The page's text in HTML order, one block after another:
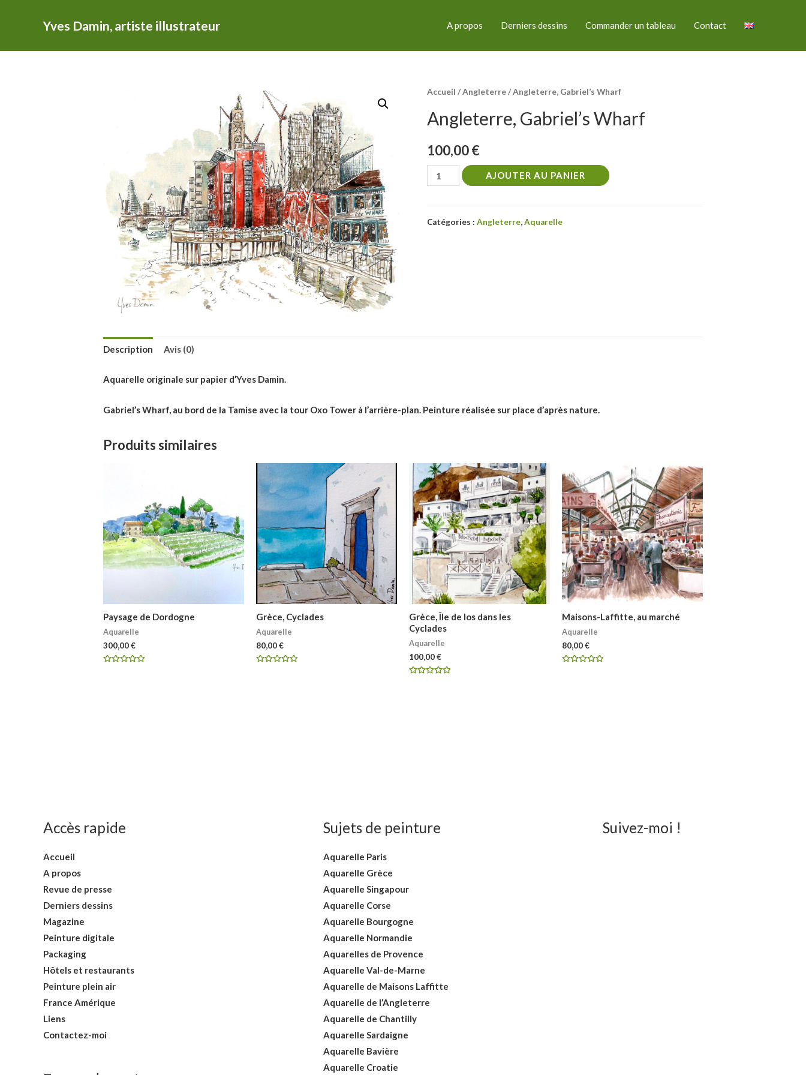
Yves Damin, artiste illustrateur A propos Derniers dessins Commander un tableau Contact
Accueil /Angleterre/ Angleterre, Gabriel’s Wharf
Angleterre, Gabriel’s Wharf
100,00€
quantité
de
Gabriel’s
AJOUTER AU PANIER
Catégories : Angleterre,Aquarelle
Description Avis (0)
Aquarelle originale sur papier d’Yves Damin.
Gabriel’s Wharf, au bord de la Tamise avec la tour Oxo Tower à l’arrière-plan. Peinture réalisée sur place d’après nature.
Produits similaires
Paysage de Dordogne
Aquarelle
300,00€
Grèce, Cyclades
Aquarelle
80,00€
Grèce, Île de Ios dans les
Cyclades
Aquarelle
100,00€
Maisons-Laffitte, au marché
Aquarelle
80,00€
Accès rapide
Accueil
A propos
Revue de presse
Derniers dessins
Magazine
Peinture digitale
Packaging
Hôtels et restaurants
Peinture plein air
France Amérique
Liens
Contactez-moi
Sujets de peinture
Aquarelle Paris
Aquarelle Grèce
Aquarelle Singapour
Aquarelle Corse
Aquarelle Bourgogne
Aquarelle Normandie
Aquarelles de Provence
Aquarelle Val-de-Marne
Aquarelle de Maisons Laffitte
Aquarelle de l’Angleterre
Aquarelle de Chantilly
Aquarelle Sardaigne
Aquarelle Bavière
Aquarelle Croatie
Suivez-moi !